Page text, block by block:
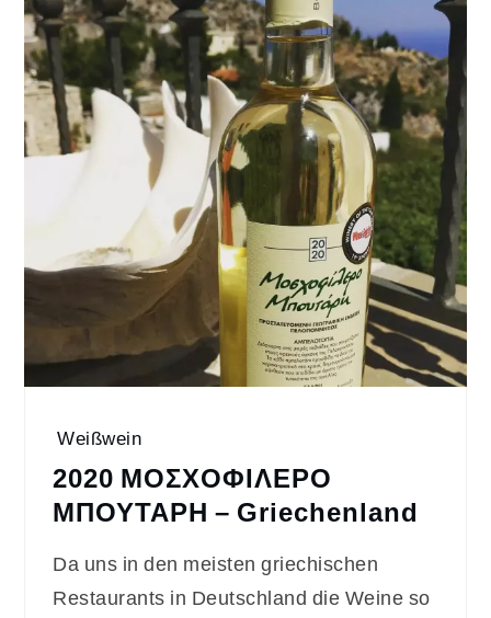
Weißwein
2020 ΜΟΣΧΟΦΙΛΕΡΟ
ΜΠΟΥΤΑΡΗ – Griechenland
Da uns in den meisten griechischen
Restaurants in Deutschland die Weine so